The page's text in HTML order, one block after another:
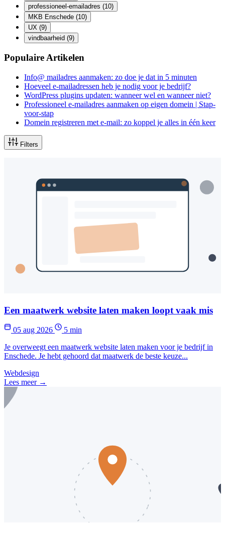
professioneel-emailadres (10)
MKB Enschede (10)
UX (9)
vindbaarheid (9)
Populaire Artikelen
Info@ mailadres aanmaken: zo doe je dat in 5 minuten
Hoeveel e-mailadressen heb je nodig voor je bedrijf?
WordPress plugins updaten: wanneer wel en wanneer niet?
Professioneel e-mailadres aanmaken op eigen domein | Stap-
voor-stap
Domein registreren met e-mail: zo koppel je alles in één keer
Filters
Een maatwerk website laten maken loopt vaak mis
05 aug 2026
5 min
Je overweegt een maatwerk website laten maken voor je bedrijf in
Enschede. Je hebt gehoord dat maatwerk de beste keuze...
Webdesign
Lees meer →